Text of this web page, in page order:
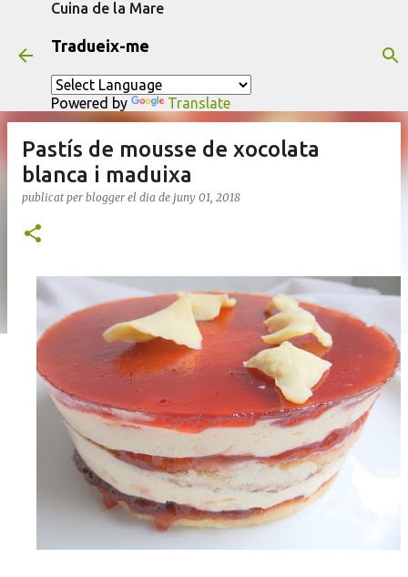
Cuina de la Mare
Tradueix-me
Powered by Translate
Pastís de mousse de xocolata
blanca i maduixa
publicat per blogger el dia de juny 01, 2018